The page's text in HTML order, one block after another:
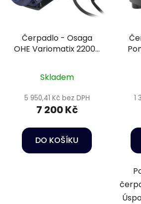
Čerpadlo - Osaga
OHE Variomatix 22000
Skladem
5 950,41 Kč bez DPH
7 200 Kč
DO KOŠÍKU
1